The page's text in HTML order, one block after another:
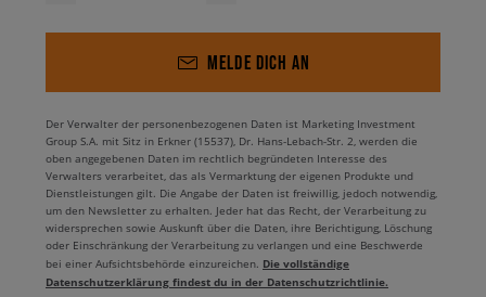
MELDE DICH AN
Der Verwalter der personenbezogenen Daten ist Marketing Investment
Group S.A. mit Sitz in Erkner (15537), Dr. Hans-Lebach-Str. 2, werden die
oben angegebenen Daten im rechtlich begründeten Interesse des
Verwalters verarbeitet, das als Vermarktung der eigenen Produkte und
Dienstleistungen gilt. Die Angabe der Daten ist freiwillig, jedoch notwendig,
um den Newsletter zu erhalten. Jeder hat das Recht, der Verarbeitung zu
widersprechen sowie Auskunft über die Daten, ihre Berichtigung, Löschung
oder Einschränkung der Verarbeitung zu verlangen und eine Beschwerde
bei einer Aufsichtsbehörde einzureichen. Die vollständige
Datenschutzerklärung findest du in der Datenschutzrichtlinie.